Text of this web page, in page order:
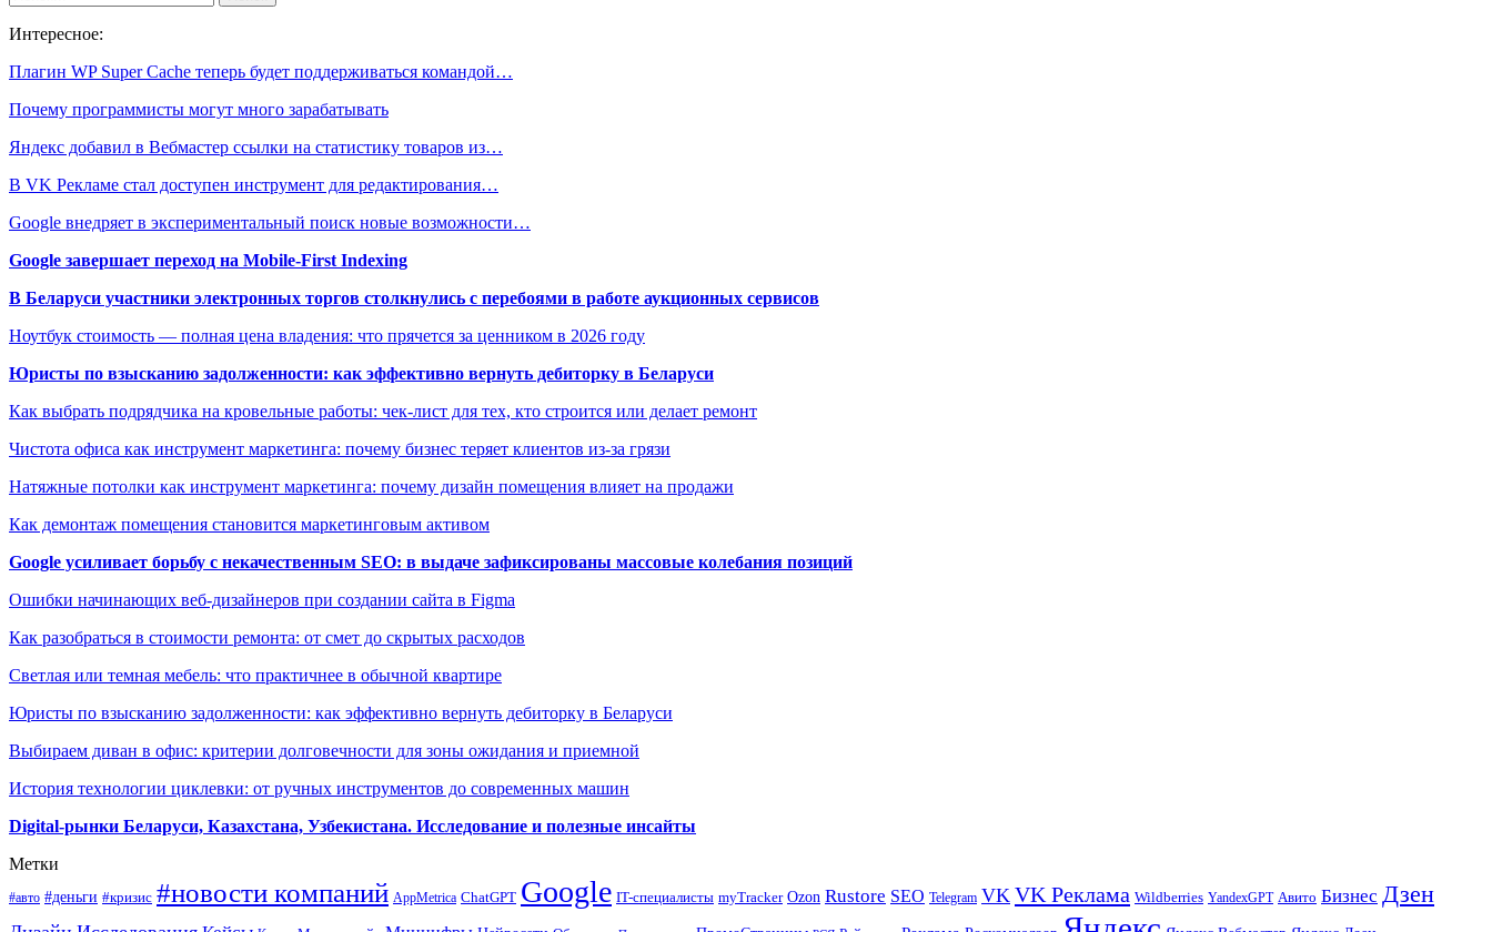
Интересное:
Плагин WP Super Cache теперь будет поддерживаться командой…
Почему программисты могут много зарабатывать
Яндекс добавил в Вебмастер ссылки на статистику товаров из…
В VK Рекламе стал доступен инструмент для редактирования…
Google внедряет в экспериментальный поиск новые возможности…
Google завершает переход на Mobile-First Indexing
В Беларуси участники электронных торгов столкнулись с перебоями в работе аукционных сервисов
Ноутбук стоимость — полная цена владения: что прячется за ценником в 2026 году
Юристы по взысканию задолженности: как эффективно вернуть дебиторку в Беларуси
Как выбрать подрядчика на кровельные работы: чек-лист для тех, кто строится или делает ремонт
Чистота офиса как инструмент маркетинга: почему бизнес теряет клиентов из-за грязи
Натяжные потолки как инструмент маркетинга: почему дизайн помещения влияет на продажи
Как демонтаж помещения становится маркетинговым активом
Google усиливает борьбу с некачественным SEO: в выдаче зафиксированы массовые колебания позиций
Ошибки начинающих веб-дизайнеров при создании сайта в Figma
Как разобраться в стоимости ремонта: от смет до скрытых расходов
Светлая или темная мебель: что практичнее в обычной квартире
Юристы по взысканию задолженности: как эффективно вернуть дебиторку в Беларуси
Выбираем диван в офис: критерии долговечности для зоны ожидания и приемной
История технологии циклевки: от ручных инструментов до современных машин
Digital-рынки Беларуси, Казахстана, Узбекистана. Исследование и полезные инсайты
Метки
#авто #деньги #кризис #новости компаний AppMetrica ChatGPT Google IT-специалисты myTracker Ozon Rustore SEO Telegram VK VK Реклама Wildberries YandexGPT Авито Бизнес Дзен